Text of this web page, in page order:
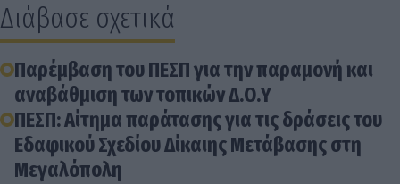
Διάβασε σχετικά
Παρέμβαση του ΠΕΣΠ για την παραμονή και
αναβάθμιση των τοπικών Δ.Ο.Υ
ΠΕΣΠ: Αίτημα παράτασης για τις δράσεις του
Εδαφικού Σχεδίου Δίκαιης Μετάβασης στη
Μεγαλόπολη